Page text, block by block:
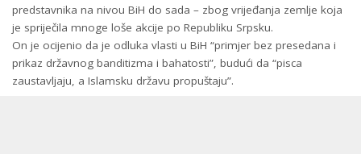
predstavnika na nivou BiH do sada – zbog vrijeđanja zemlje koja
je spriječila mnoge loše akcije po Republiku Srpsku.
On je ocijenio da je odluka vlasti u BiH “primjer bez presedana i
prikaz državnog banditizma i bahatosti”, budući da “pisca
zaustavljaju, a Islamsku državu propuštaju”.